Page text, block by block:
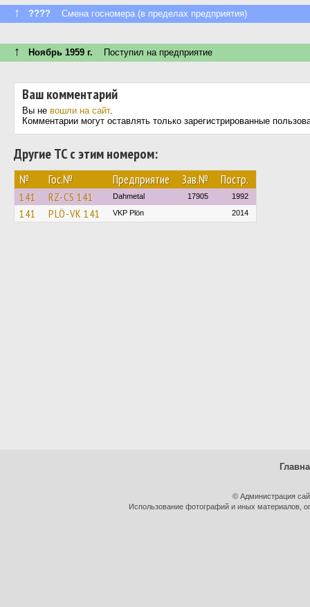
↑ ???? Смена госномера (в пределах предприятия)
↑ Ноябрь 1959 г. Поступил на предприятие
Ваш комментарий
Вы не вошли на сайт.
Комментарии могут оставлять только зарегистрированные
Другие ТС с этим номером:
№ Гос.№ Предприятие Зав.№ Постр.
141 RZ-CS 141 Dahmetal 17905 1992
141 PLÖ-VK 141 VKP Plön 2014
© Администрация
Использование фотографий и иных материалов,